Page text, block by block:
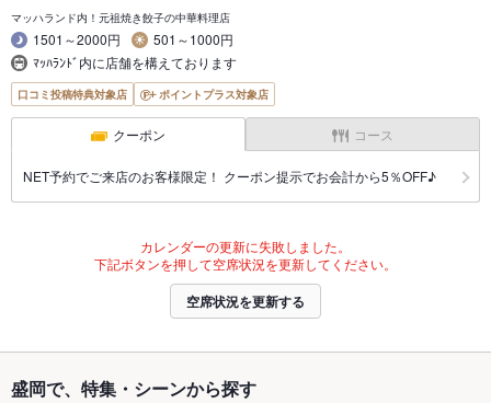
マッハランド内！元祖焼き餃子の中華料理店
1501～2000円
501～1000円
ﾏｯﾊﾗﾝﾄﾞ内に店舗を構えております
口コミ投稿特典対象店 ポイントプラス対象店
クーポン コース
NET予約でご来店のお客様限定！ クーポン提示でお会計から5％OFF♪
カレンダーの更新に失敗しました。
下記ボタンを押して空席状況を更新してください。
空席状況を更新する
盛岡で、特集・シーンから探す